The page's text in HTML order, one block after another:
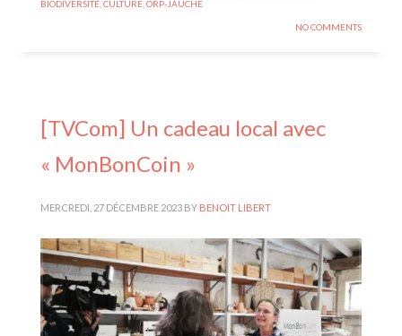
BIODIVERSITÉ CULTURE ORP-JAUCHE
NO COMMENTS
[TVCom] Un cadeau local avec
« MonBonCoin »
MERCREDI, 27 DÉCEMBRE 2023 BY BENOIT LIBERT